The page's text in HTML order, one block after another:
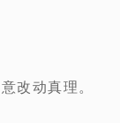
改动真理。